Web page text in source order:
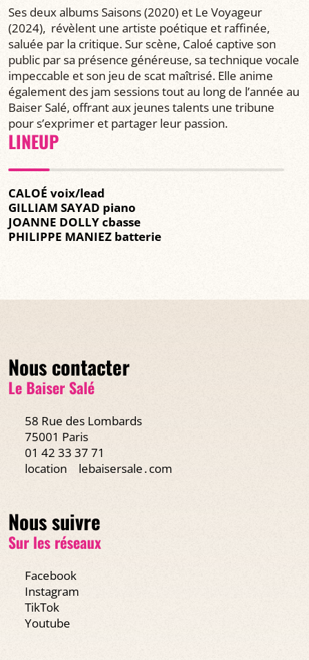
Ses deux albums Saisons (2020) et Le Voyageur
(2024), révèlent une artiste poétique et raffinée,
saluée par la critique. Sur scène, Caloé captive son
public par sa présence généreuse, sa technique vocale
impeccable et son jeu de scat maîtrisé. Elle anime
également des jam sessions tout au long de l’année au
Baiser Salé, offrant aux jeunes talents une tribune
pour s’exprimer et partager leur passion.
LINEUP
CALOÉ voix/lead
GILLIAM SAYAD piano
JOANNE DOLLY cbasse
PHILIPPE MANIEZ batterie
Nous contacter
Le Baiser Salé
58 Rue des Lombards
75001 Paris
01 42 33 37 71
location
lebaisersale․com
Nous suivre
Sur les réseaux
Facebook
Instagram
TikTok
Youtube